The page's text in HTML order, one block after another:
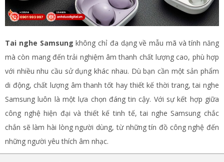
Tai nghe Samsung không chỉ đa dạng về mẫu mã và tính năng
mà còn mang đến trải nghiệm âm thanh chất lượng cao, phù hợp
với nhiều nhu cầu sử dụng khác nhau. Dù bạn cần một sản phẩm
di động, chất lượng âm thanh tốt hay thiết kế thời trang, tai nghe
Samsung luôn là một lựa chọn đáng tin cậy. Với sự kết hợp giữa
công nghệ hiện đại và thiết kế tinh tế, tai nghe Samsung chắc
chắn sẽ làm hài lòng người dùng, từ những tín đồ công nghệ đến
những người yêu thích âm nhạc.